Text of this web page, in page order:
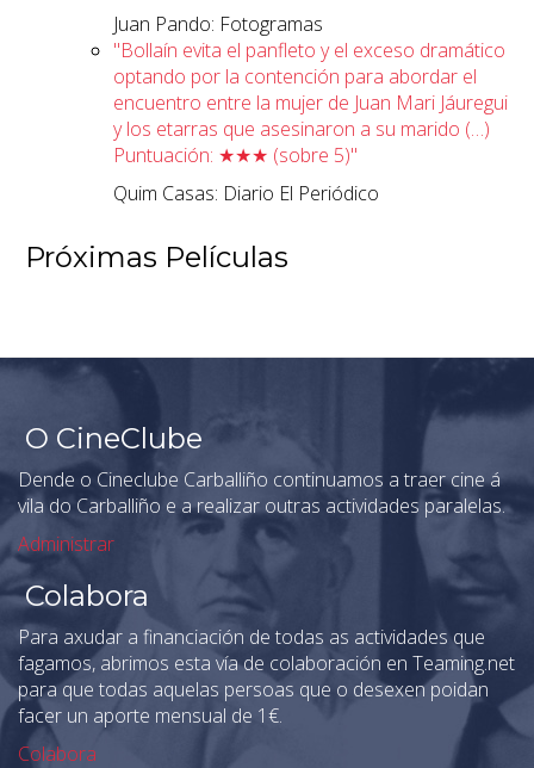
Juan Pando: Fotogramas
"Bollaín evita el panfleto y el exceso dramático
optando por la contención para abordar el
encuentro entre la mujer de Juan Mari Jáuregui
y los etarras que asesinaron a su marido (…)
Puntuación: ★★★ (sobre 5)"
Quim Casas: Diario El Periódico
Próximas Películas
O CineClube
Dende o Cineclube Carballiño continuamos a traer cine á
vila do Carballiño e a realizar outras actividades paralelas.
Administrar
Colabora
Para axudar a financiación de todas as actividades que
fagamos, abrimos esta vía de colaboración en Teaming.net
para que todas aquelas persoas que o desexen poidan
facer un aporte mensual de 1€.
Colabora